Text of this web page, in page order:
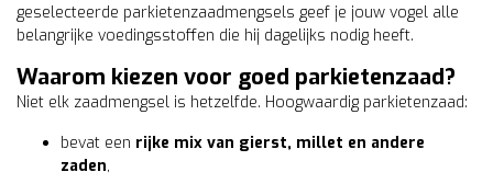
geselecteerde parkietenzaadmengsels geef je jouw vogel alle
belangrijke voedingsstoffen die hij dagelijks nodig heeft.
Waarom kiezen voor goed parkietenzaad?
Niet elk zaadmengsel is hetzelfde. Hoogwaardig parkietenzaad:
bevat een rijke mix van gierst, millet en andere
zaden,